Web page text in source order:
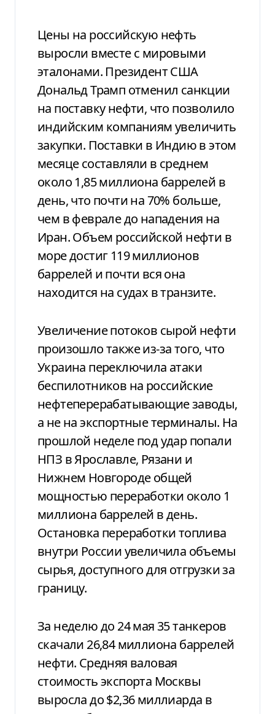
Цены на российскую нефть
выросли вместе с мировыми
эталонами. Президент США
Дональд Трамп отменил санкции
на поставку нефти, что позволило
индийским компаниям увеличить
закупки. Поставки в Индию в этом
месяце составляли в среднем
около 1,85 миллиона баррелей в
день, что почти на 70% больше,
чем в феврале до нападения на
Иран. Объем российской нефти в
море достиг 119 миллионов
баррелей и почти вся она
находится на судах в транзите.
Увеличение потоков сырой нефти
произошло также из-за того, что
Украина переключила атаки
беспилотников на российские
нефтеперерабатывающие заводы,
а не на экспортные терминалы. На
прошлой неделе под удар попали
НПЗ в Ярославле, Рязани и
Нижнем Новгороде общей
мощностью переработки около 1
миллиона баррелей в день.
Остановка переработки топлива
внутри России увеличила объемы
сырья, доступного для отгрузки за
границу.
За неделю до 24 мая 35 танкеров
скачали 26,84 миллиона баррелей
нефти. Средняя валовая
стоимость экспорта Москвы
выросла до $2,36 миллиарда в